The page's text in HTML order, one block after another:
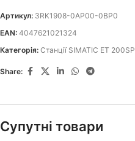
EAN: 4047621021324
Артикул: 3RK1908-0AP00-0BP0
Категорія: Станції SIMATIC ET 200SP
Share:
Супутні товари